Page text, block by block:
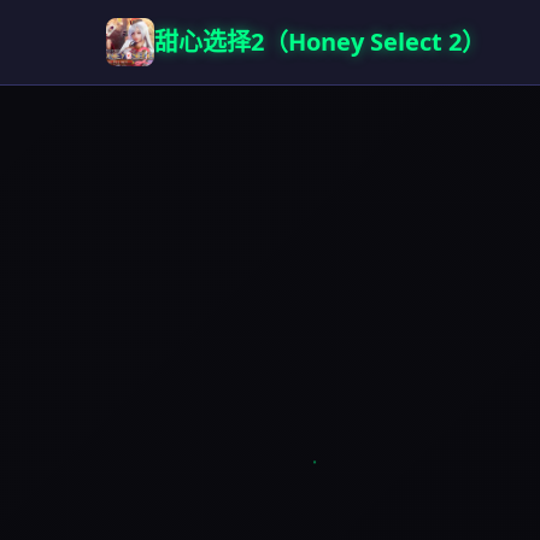
甜心选择2（Honey Select 2）